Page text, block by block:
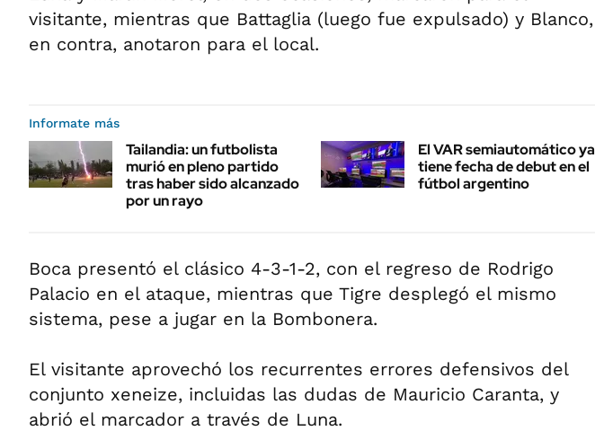
visitante, mientras que Battaglia (luego fue expulsado) y Blanco,
en contra, anotaron para el local.
Informate más
Tailandia: un futbolista
murió en pleno partido
tras haber sido alcanzado
por un rayo
El VAR semiautomático ya
tiene fecha de debut en el
fútbol argentino
Boca presentó el clásico 4-3-1-2, con el regreso de Rodrigo
Palacio en el ataque, mientras que Tigre desplegó el mismo
sistema, pese a jugar en la Bombonera.
El visitante aprovechó los recurrentes errores defensivos del
conjunto xeneize, incluidas las dudas de Mauricio Caranta, y
abrió el marcador a través de Luna.